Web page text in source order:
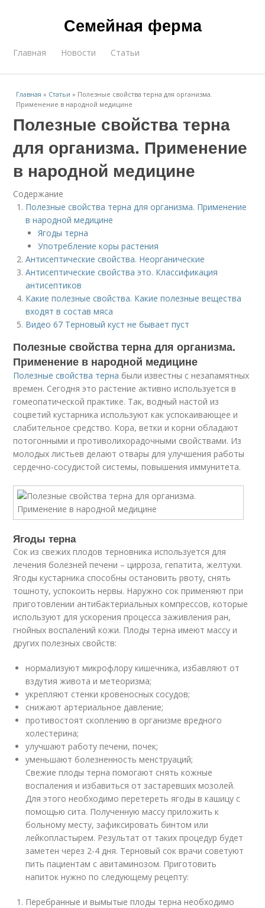
Семейная ферма
Главная Новости Статьи
Главная » Статьи » Полезные свойства терна для организма.
Применение в народной медицине
Полезные свойства терна
для организма. Применение
в народной медицине
Содержание
Полезные свойства терна для организма. Применение
в народной медицине
Ягоды терна
Употребление коры растения
Антисептические свойства. Неорганические
Антисептические свойства это. Классификация
антисептиков
Какие полезные свойства. Какие полезные вещества
входят в состав мяса
Видео 67 Терновый куст не бывает пуст
Полезные свойства терна для организма.
Применение в народной медицине
Полезные свойства терна были известны с незапамятных
времен. Сегодня это растение активно используется в
гомеопатической практике. Так, водный настой из
соцветий кустарника используют как успокаивающее и
слабительное средство. Кора, ветки и корни обладают
потогонными и противолихорадочными свойствами. Из
молодых листьев делают отвары для улучшения работы
сердечно-сосудистой системы, повышения иммунитета.
Ягоды терна
Сок из свежих плодов терновника используется для
лечения болезней печени – цирроза, гепатита, желтухи.
Ягоды кустарника способны остановить рвоту, снять
тошноту, успокоить нервы. Наружно сок применяют при
приготовлении антибактериальных компрессов, которые
используют для ускорения процесса заживления ран,
гнойных воспалений кожи. Плоды терна имеют массу и
других полезных свойств:
нормализуют микрофлору кишечника, избавляют от
вздутия живота и метеоризма;
укрепляют стенки кровеносных сосудов;
снижают артериальное давление;
противостоят скоплению в организме вредного
холестерина;
улучшают работу печени, почек;
уменьшают болезненность менструаций;
Свежие плоды терна помогают снять кожные
воспаления и избавиться от застаревших мозолей.
Для этого необходимо перетереть ягоды в кашицу с
помощью сита. Полученную массу приложить к
больному месту, зафиксировать бинтом или
лейкопластырем. Результат от таких процедур будет
заметен через 2-4 дня. Терновый сок врачи советуют
пить пациентам с авитаминозом. Приготовить
напиток нужно по следующему рецепту:
Перебранные и вымытые плоды терна необходимо